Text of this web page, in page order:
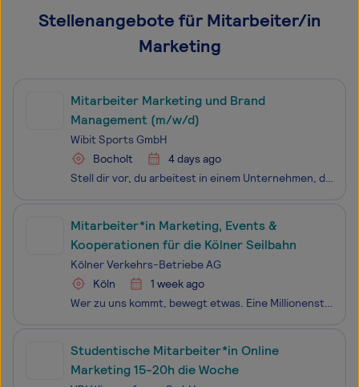
Stellenangebote für Mitarbeiter/in
Marketing
Mitarbeiter Marketing und Brand
Management (m/w/d)
Wibit Sports GmbH
Bocholt
4 days ago
Stell dir vor, du arbeitest in einem Unternehmen, das weltweit Menschen begeistert – mit Produkten, die Bewegung, Spaß und Gemeinschaft ins Wasser bringen. Seit 1996 entwickeln wir bei Wibit innovative schwimmende Wasserparks und setzen dabei Maßstäbe in Qualität, Sicherheit und Des
Mitarbeiter*in Marketing, Events &
Kooperationen für die Kölner Seilbahn
Kölner Verkehrs-Betriebe AG
Köln
1 week ago
Wer zu uns kommt, bewegt etwas. Eine Millionenstadt zum Beispiel. Und den Verkehr von morgen natürlich. Gemeinsam gestalten wir ein neues multimobiles Zeitalter. Eins, das einfach nachhaltig und nachhaltig einfach ist. Mit Herzblut und Tradition. Mit innovativen Tools und smarten Ideen. Mit einem gr
Studentische Mitarbeiter*in Online
Marketing 15-20h die Woche